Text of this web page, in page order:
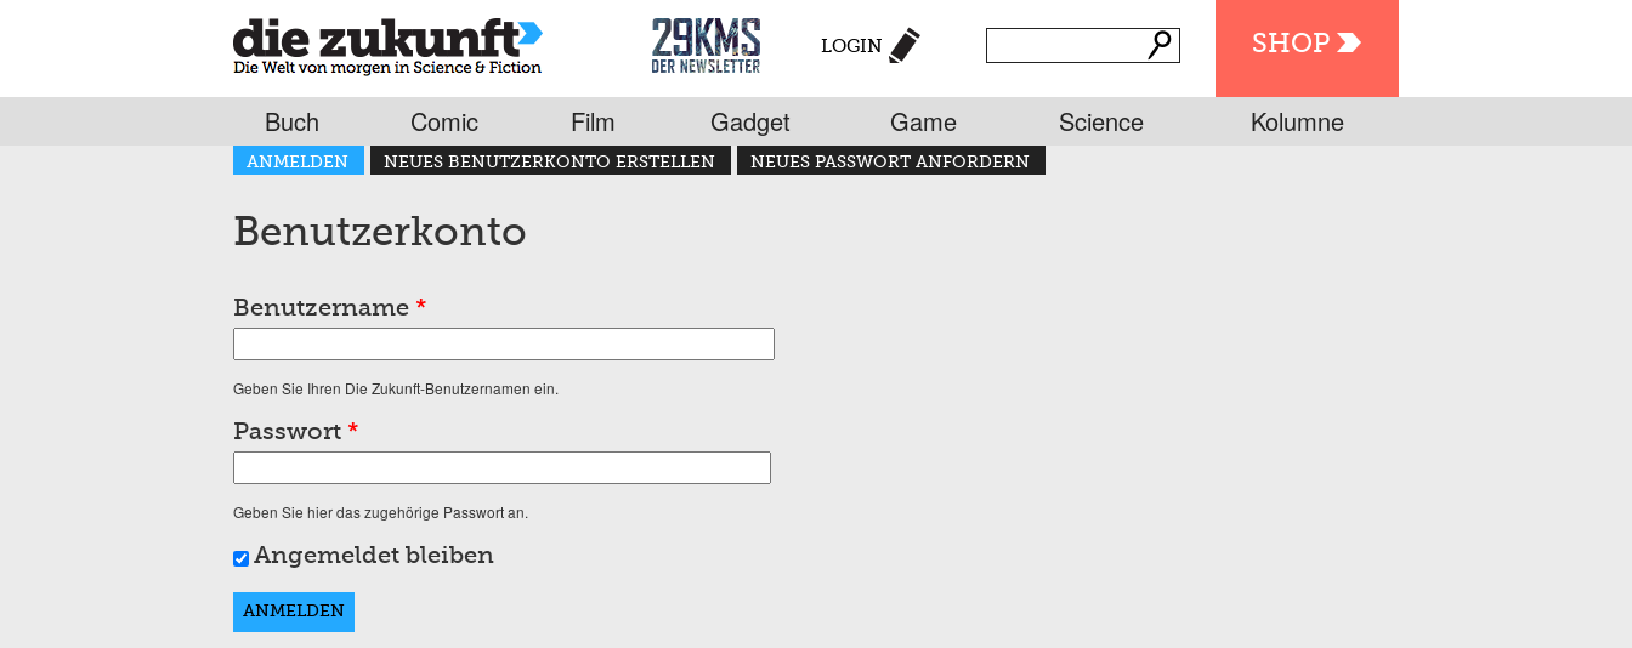
SHOP
LOGIN
Buch Comic Film Gadget Game Science Kolumne
Haupt-Reiter
ANMELDEN
(AKTIVER REITER)
NEUES BENUTZERKONTO ERSTELLEN NEUES PASSWORT ANFORDERN
Benutzerkonto
Benutzername *
Geben Sie Ihren Die Zukunft-Benutzernamen ein.
Passwort *
Geben Sie hier das zugehörige Passwort an.
Angemeldet bleiben